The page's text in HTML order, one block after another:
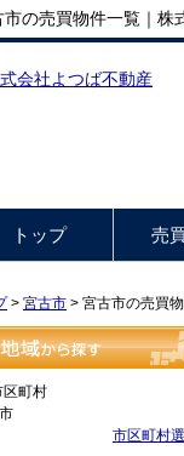
市の売買物件一覧｜株
トップ 売
> 宮古市 > 宮古市の売買
ら探す
区町村
市区町村